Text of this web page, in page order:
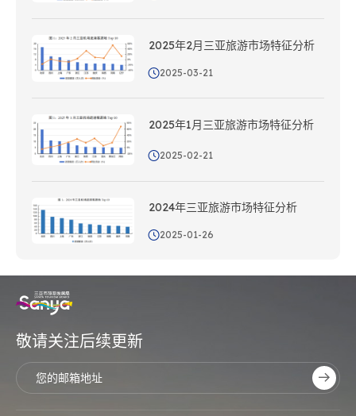
2025年2月三亚旅游市场特征分析
2025-03-21
2025年1月三亚旅游市场特征分析
2025-02-21
2024年三亚旅游市场特征分析
2025-01-26
敬请关注后续更新